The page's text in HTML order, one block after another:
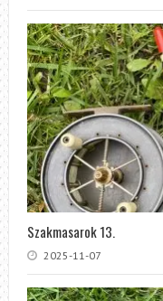
Szakmasarok 13.
2025-11-07